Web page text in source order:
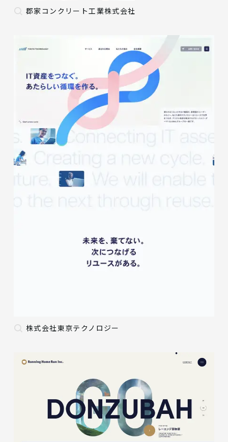
郡家コンクリート工業株式会社
株式会社東京テクノロジー